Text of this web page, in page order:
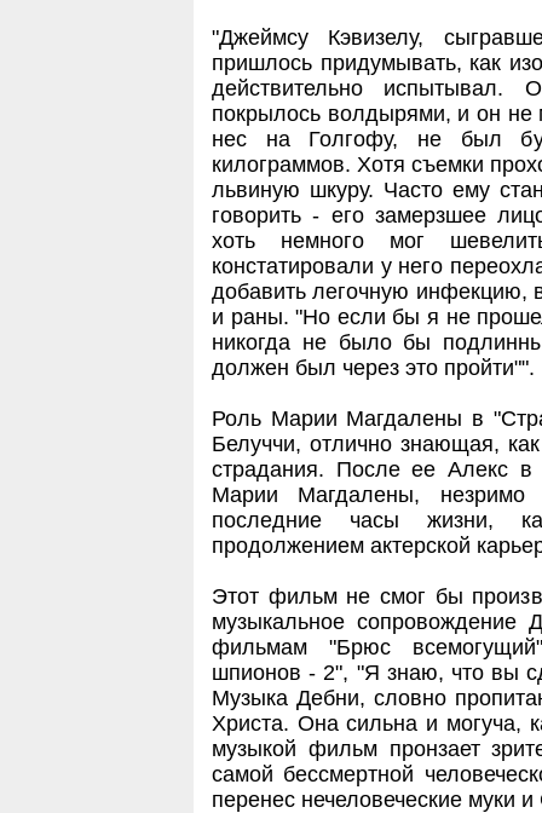
"Джеймсу Кэвизелу,
пришлось придумывать, как
действительно испытывал.
покрылось волдырями, и он не
нес на Голгофу, не был
килограммов. Хотя съемки
львиную шкуру. Часто ему
говорить - его замерзшее
хоть немного мог
констатировали у него
добавить легочную инфекцию,
и раны. "Но если бы я не
никогда не было бы
должен был через это пройти"".
Роль Марии Магдалены в
Белуччи, отлично знающая,
страдания. После ее Алекс в
Марии Магдалены, незримо
последние часы жизни,
продолжением актерской
Этот фильм не смог бы
музыкальное сопровождение
фильмам "Брюс
шпионов - 2", "Я знаю, что вы
Музыка Дебни, словно
Христа. Она сильна и могуча,
музыкой фильм пронзает
самой бессмертной
перенес нечеловеческие муки